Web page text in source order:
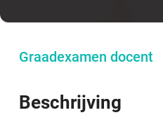
Graadexamen docent
Beschrijving